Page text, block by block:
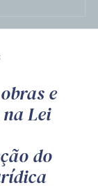
e
Lei
do